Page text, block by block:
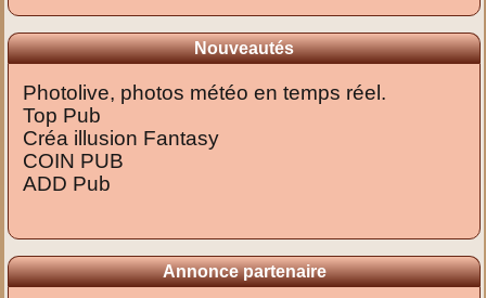
Nouveautés
Photolive, photos météo en temps réel.
Top Pub
Créa illusion Fantasy
COIN PUB
ADD Pub
Annonce partenaire